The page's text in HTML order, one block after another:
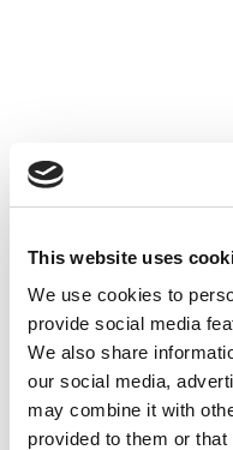
This website uses
We use cookies to
provide social media
We also share
our social media,
may combine it with
provided to them or